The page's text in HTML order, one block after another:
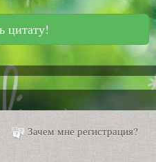
цитату!
Зачем мне регистрация?